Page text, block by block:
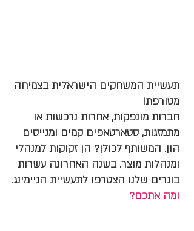
מפגשים
ראשון
בערב,
18:00-21:00
תעשיית המשחקים הישראלית בצמיחה
מטורפת!
חברות מונפקות, אחרות נרכשות או
מתמזגות, סטארטאפים קמים ומגייסים
הון. המשותף לכולן? הן זקוקות למנהלי
ומנהלות מוצר. בשנה האחרונה עשרות
בוגרים שלנו הצטרפו לתעשיית הגיימינג.
ומה אתכם?